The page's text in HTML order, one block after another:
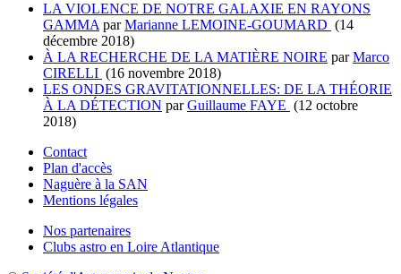
LA VIOLENCE DE NOTRE GALAXIE EN RAYONS
GAMMAparMarianne LEMOINE-GOUMARD (14
décembre 2018)
À LA RECHERCHE DE LA MATIÈRE NOIRE parMarco
CIRELLI (16 novembre 2018)
LES ONDES GRAVITATIONNELLES: DE LA THÉORIE
À LA DÉTECTION parGuillaume FAYE (12 octobre
2018)
Contact
Plan d'accès
Naguère à la SAN
Mentions légales
Nos partenaires
Clubs astro en Loire Atlantique